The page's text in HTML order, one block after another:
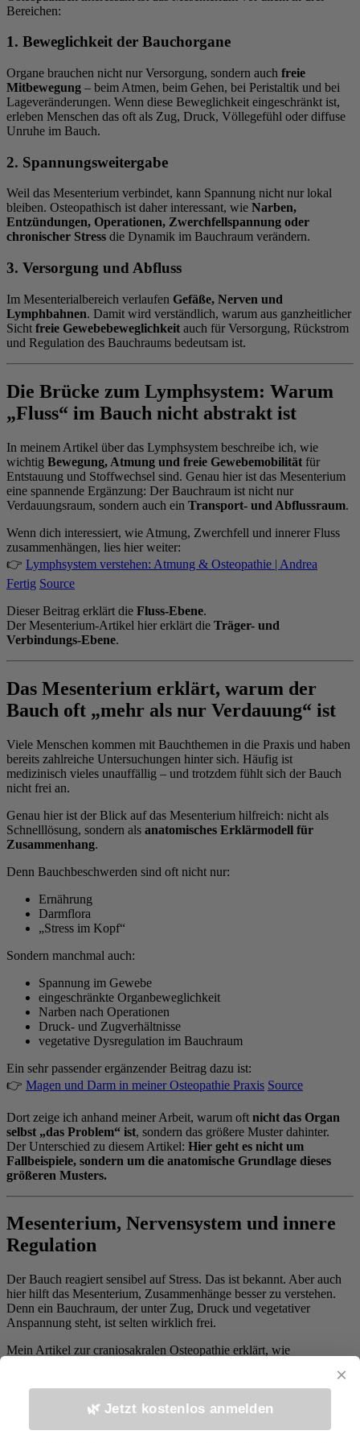
Bereichen:
1. Beweglichkeit der Bauchorgane
Organe brauchen nicht nur Versorgung, sondern auch freie
Mitbewegung – beim Atmen, beim Gehen, bei Peristaltik und bei
Lageveränderungen. Wenn diese Beweglichkeit eingeschränkt ist,
erleben Menschen das oft als Zug, Druck, Völlegefühl oder diffuse
Unruhe im Bauch.
2. Spannungsweitergabe
Weil das Mesenterium verbindet, kann Spannung nicht nur lokal
bleiben. Osteopathisch ist daher interessant, wie Narben,
Entzündungen, Operationen, Zwerchfellspannung oder
chronischer Stress die Dynamik im Bauchraum verändern.
3. Versorgung und Abfluss
Im Mesenterialbereich verlaufen Gefäße, Nerven und
Lymphbahnen. Damit wird verständlich, warum aus ganzheitlicher
Sicht freie Gewebebeweglichkeit auch für Versorgung, Rückstrom
und Regulation des Bauchraums bedeutsam ist.
Die Brücke zum Lymphsystem: Warum
„Fluss“ im Bauch nicht abstrakt ist
In meinem Artikel über das Lymphsystem beschreibe ich, wie
wichtig Bewegung, Atmung und freie Gewebemobilität für
Entstauung und Stoffwechsel sind. Genau hier ist das Mesenterium
eine spannende Ergänzung: Der Bauchraum ist nicht nur
Verdauungsraum, sondern auch ein Transport- und Abflussraum.
Wenn dich interessiert, wie Atmung, Zwerchfell und innerer Fluss
zusammenhängen, lies hier weiter:
👉 Lymphsystem verstehen: Atmung & Osteopathie | Andrea
Fertig Source
Dieser Beitrag erklärt die Fluss-Ebene.
Der Mesenterium-Artikel hier erklärt die Träger- und
Verbindungs-Ebene.
Das Mesenterium erklärt, warum der
Bauch oft „mehr als nur Verdauung“ ist
Viele Menschen kommen mit Bauchthemen in die Praxis und haben
bereits zahlreiche Untersuchungen hinter sich. Häufig ist
medizinisch vieles unauffällig – und trotzdem fühlt sich der Bauch
nicht frei an.
Genau hier ist der Blick auf das Mesenterium hilfreich: nicht als
Schnelllösung, sondern als anatomisches Erklärmodell für
Zusammenhang.
Denn Bauchbeschwerden sind oft nicht nur:
Ernährung
Darmflora
„Stress im Kopf“
Sondern manchmal auch:
Spannung im Gewebe
eingeschränkte Organbeweglichkeit
Narben nach Operationen
Druck- und Zugverhältnisse
vegetative Dysregulation im Bauchraum
Ein sehr passender ergänzender Beitrag dazu ist:
👉 Magen und Darm in meiner Osteopathie Praxis Source
Dort zeige ich anhand meiner Arbeit, warum oft nicht das Organ
selbst „das Problem“ ist, sondern das größere Muster dahinter.
Der Unterschied zu diesem Artikel: Hier geht es nicht um
Fallbeispiele, sondern um die anatomische Grundlage dieses
größeren Musters.
Mesenterium, Nervensystem und innere
Regulation
Der Bauch reagiert sensibel auf Stress. Das ist bekannt. Aber auch
hier hilft das Mesenterium, Zusammenhänge besser zu verstehen.
Denn ein Bauchraum, der unter Zug, Druck und vegetativer
Anspannung steht, ist selten wirklich frei.
Mein Artikel zur craniosakralen Osteopathie erklärt, wie
Wenn du diese Ebene vertiefen möchtest, lies hier weiter:
×
🌿 Jetzt kostenlos anmelden